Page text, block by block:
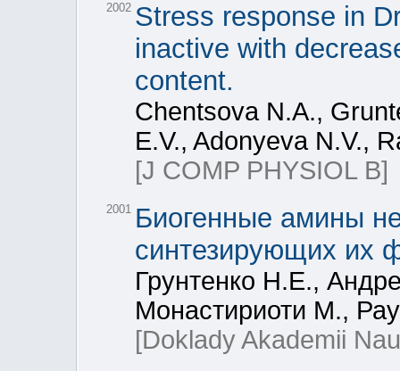
2002 Stress response in
inactive with
content.
Chentsova N.A.,
E.V., Adonyeva N.V.,
[J COMP PHYSIOL B]
2001 Биогенные амины
синтезирующих их
Грунтенко Н.Е.,
Монастириоти М.,
[Doklady Akademii